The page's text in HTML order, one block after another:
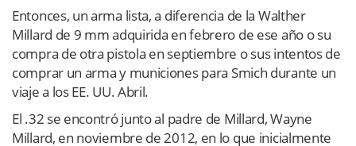
Entonces, un arma lista, a diferencia de la Walther
Millard de 9 mm adquirida en febrero de ese año o su
compra de otra pistola en septiembre o sus intentos de
comprar un arma y municiones para Smich durante un
viaje a los EE. UU. Abril.
El .32 se encontró junto al padre de Millard, Wayne
Millard, en noviembre de 2012, en lo que inicialmente